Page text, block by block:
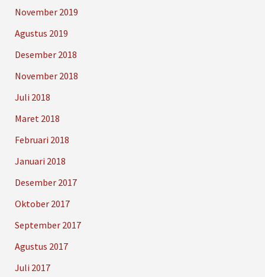
November 2019
Agustus 2019
Desember 2018
November 2018
Juli 2018
Maret 2018
Februari 2018
Januari 2018
Desember 2017
Oktober 2017
September 2017
Agustus 2017
Juli 2017